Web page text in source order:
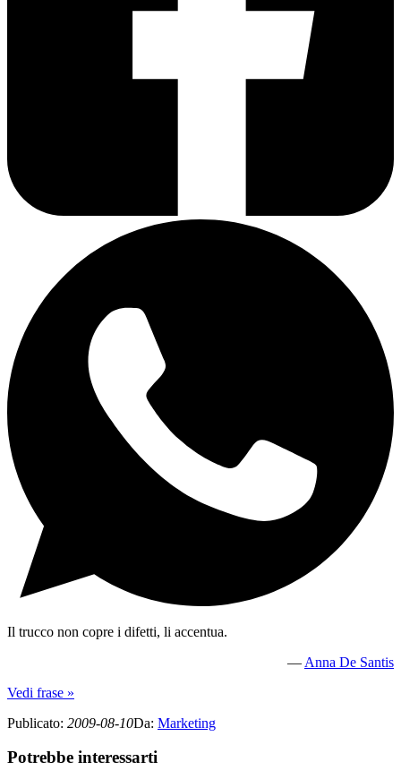
Il trucco non copre i difetti, li accentua.
— Anna De Santis
Vedi frase »
Publicato: 2009-08-10Da: Marketing
Potrebbe interessarti